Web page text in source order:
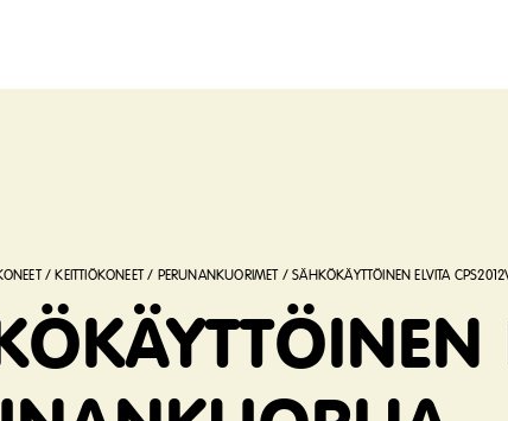
/KEITTIÖKONEET/ PERUNANKUORIMET/SÄHKÖKÄYTTÖINEN ELVITA